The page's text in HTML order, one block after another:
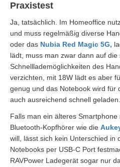
Praxistest
Ja, tatsächlich. Im Homeoffice
und muss regelmäßig diverse
oder das Nubia Red Magic 5G,
lädt, muss man zwar dann auf die
Schnelllademöglichkeiten des
verzichten, mit 18W lädt es aber
genug und das Notebook wird für
auch ausreichend schnell geladen.
Falls man ein älteres
Bluetooth-Kopfhörer wie die
will, lässt sich kein Unterschied in
Notebooks per USB-C Port
RAVPower Ladegerät sogar nur